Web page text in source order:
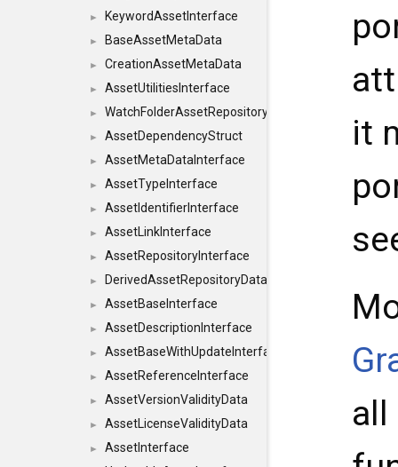
► KeywordAssetInterface
► BaseAssetMetaData
► CreationAssetMetaData
► AssetUtilitiesInterface
► WatchFolderAssetRepositoryInterface
► AssetDependencyStruct
► AssetMetaDataInterface
► AssetTypeInterface
► AssetIdentifierInterface
► AssetLinkInterface
► AssetRepositoryInterface
► DerivedAssetRepositoryDataInterface
► AssetBaseInterface
► AssetDescriptionInterface
► AssetBaseWithUpdateInterface
► AssetReferenceInterface
► AssetVersionValidityData
► AssetLicenseValidityData
►
AssetInterface
it
all